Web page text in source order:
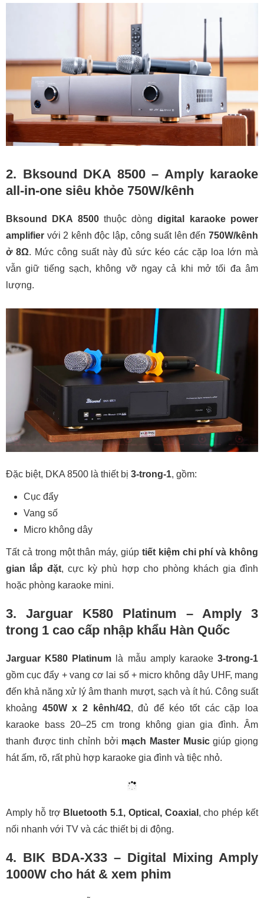
2. Bksound DKA 8500 – Amply karaoke
all-in-one siêu khỏe 750W/kênh
Bksound DKA 8500thuộc dòngdigital karaoke power
amplifier với 2 kênh độc lập, công suất lên đến 750W/kênh
ở 8Ω. Mức công suất này đủ sức kéo các cặp loa lớn mà
vẫn giữ tiếng sạch, không vỡ ngay cả khi mở tối đa âm
lượng.
Đặc biệt, DKA 8500 là thiết bị 3-trong-1, gồm:
Cục đẩy
Vang số
Micro không dây
Tất cả trong một thân máy, giúp tiết kiệm chi phí và không
gian lắp đặt, cực kỳ phù hợp cho phòng khách gia đình
hoặc phòng karaoke mini.
3. Jarguar K580 Platinum – Amply 3
trong 1 cao cấp nhập khẩu Hàn Quốc
Jarguar K580 Platinum là mẫu amply karaoke3-trong-1
gồm cục đẩy + vang cơ lai số + micro không dây UHF, mang
đến khả năng xử lý âm thanh mượt, sạch và ít hú. Công suất
khoảng 450W x 2 kênh/4Ω, đủ để kéo tốt các cặp loa
karaoke bass 20–25 cm trong không gian gia đình. Âm
thanh được tinh chỉnh bởi mạch Master Musicgiúp giọng
hát ấm, rõ, rất phù hợp karaoke gia đình và tiệc nhỏ.
Amply hỗ trợ Bluetooth 5.1, Optical, Coaxial , cho phép kết
nối nhanh với TV và các thiết bị di động.
4. BIK BDA-X33 – Digital Mixing Amply
1000W cho hát & xem phim